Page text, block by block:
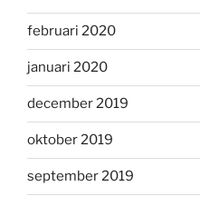
februari 2020
januari 2020
december 2019
oktober 2019
september 2019